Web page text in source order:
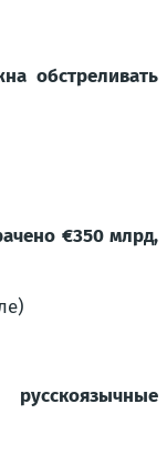
обстреливать
€350 млрд,